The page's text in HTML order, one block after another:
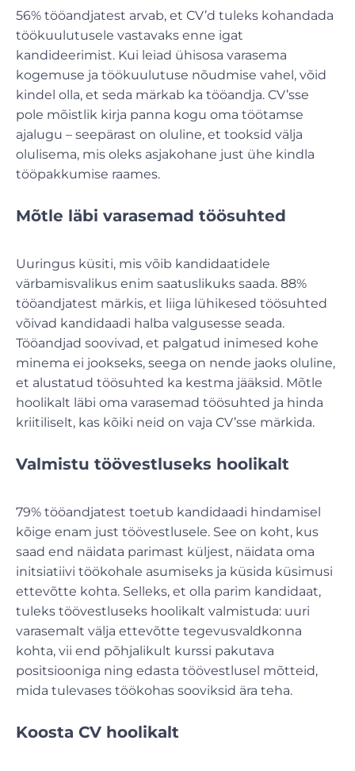
56% tööandjatest arvab, et CV’d tuleks kohandada
töökuulutusele vastavaks enne igat
kandideerimist. Kui leiad ühisosa varasema
kogemuse ja töökuulutuse nõudmise vahel, võid
kindel olla, et seda märkab ka tööandja. CV’sse
pole mõistlik kirja panna kogu oma töötamse
ajalugu – seepärast on oluline, et tooksid välja
olulisema, mis oleks asjakohane just ühe kindla
tööpakkumise raames.
Mõtle läbi varasemad töösuhted
Uuringus küsiti, mis võib kandidaatidele
värbamisvalikus enim saatuslikuks saada. 88%
tööandjatest märkis, et liiga lühikesed töösuhted
võivad kandidaadi halba valgusesse seada.
Tööandjad soovivad, et palgatud inimesed kohe
minema ei jookseks, seega on nende jaoks oluline,
et alustatud töösuhted ka kestma jääksid. Mõtle
hoolikalt läbi oma varasemad töösuhted ja hinda
kriitiliselt, kas kõiki neid on vaja CV’sse märkida.
Valmistu töövestluseks hoolikalt
79% tööandjatest toetub kandidaadi hindamisel
kõige enam just töövestlusele. See on koht, kus
saad end näidata parimast küljest, näidata oma
initsiatiivi töökohale asumiseks ja küsida küsimusi
ettevõtte kohta. Selleks, et olla parim kandidaat,
tuleks töövestluseks hoolikalt valmistuda: uuri
varasemalt välja ettevõtte tegevusvaldkonna
kohta, vii end põhjalikult kurssi pakutava
positsiooniga ning edasta töövestlusel mõtteid,
mida tulevases töökohas sooviksid ära teha.
Koosta CV hoolikalt